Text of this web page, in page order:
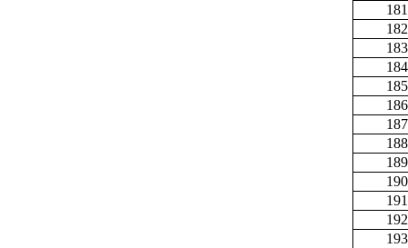
181
182
183
184
185
186
187
188
189
190
191
192
193